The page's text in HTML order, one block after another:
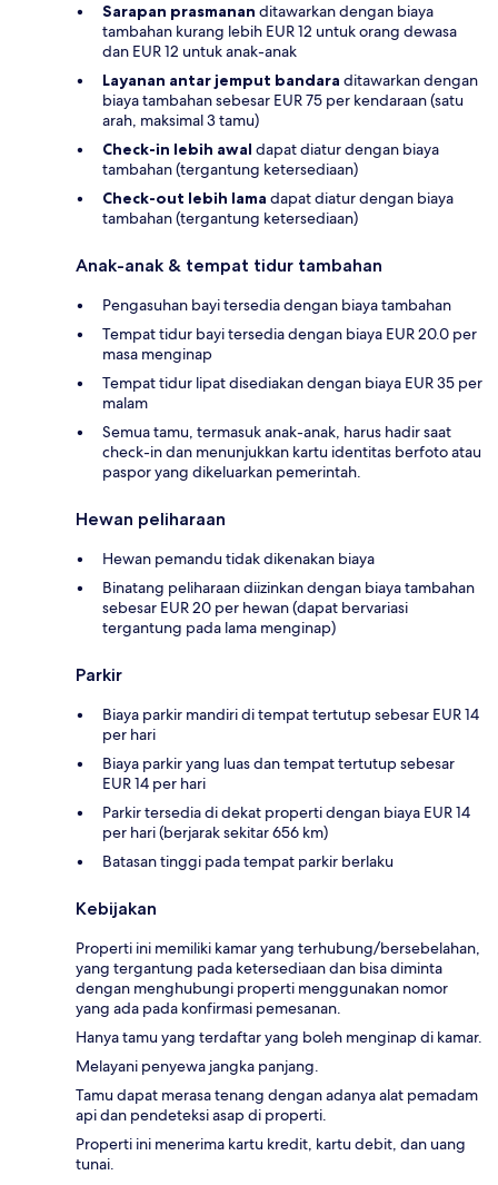
Sarapan prasmanan ditawarkan dengan biaya
tambahan kurang lebih EUR 12 untuk orang dewasa
dan EUR 12 untuk anak-anak
Layanan antar jemput bandara ditawarkan dengan
biaya tambahan sebesar EUR 75 per kendaraan (satu
arah, maksimal 3 tamu)
Check-in lebih awal dapat diatur dengan biaya
tambahan (tergantung ketersediaan)
Check-out lebih lama dapat diatur dengan biaya
tambahan (tergantung ketersediaan)
Anak-anak & tempat tidur tambahan
Pengasuhan bayi tersedia dengan biaya tambahan
Tempat tidur bayi tersedia dengan biaya EUR 20.0 per
masa menginap
Tempat tidur lipat disediakan dengan biaya EUR 35 per
malam
Semua tamu, termasuk anak-anak, harus hadir saat
check-in dan menunjukkan kartu identitas berfoto atau
paspor yang dikeluarkan pemerintah.
Hewan peliharaan
Hewan pemandu tidak dikenakan biaya
Binatang peliharaan diizinkan dengan biaya tambahan
sebesar EUR 20 per hewan (dapat bervariasi
tergantung pada lama menginap)
Parkir
Biaya parkir mandiri di tempat tertutup sebesar EUR 14
per hari
Biaya parkir yang luas dan tempat tertutup sebesar
EUR 14 per hari
Parkir tersedia di dekat properti dengan biaya EUR 14
per hari (berjarak sekitar 656 km)
Batasan tinggi pada tempat parkir berlaku
Kebijakan
Properti ini memiliki kamar yang terhubung/bersebelahan,
yang tergantung pada ketersediaan dan bisa diminta
dengan menghubungi properti menggunakan nomor
yang ada pada konfirmasi pemesanan.
Hanya tamu yang terdaftar yang boleh menginap di kamar.
Melayani penyewa jangka panjang.
Tamu dapat merasa tenang dengan adanya alat pemadam
api dan pendeteksi asap di properti.
Properti ini menerima kartu kredit, kartu debit, dan uang
tunai.